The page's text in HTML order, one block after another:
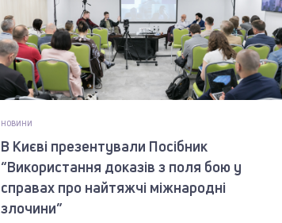
НОВИНИ
В Києві презентували Посібник
“Використання доказів з поля бою у
справах про найтяжчі міжнародні
злочини”